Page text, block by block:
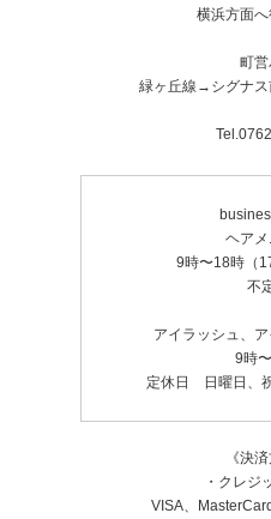
横浜方面
町営
緑ヶ丘線→シグナ
ヘア
9時〜18時（
不
アイラッシュ、ア
9時
定休日 日曜日、
《決
・クレジ
VISA、